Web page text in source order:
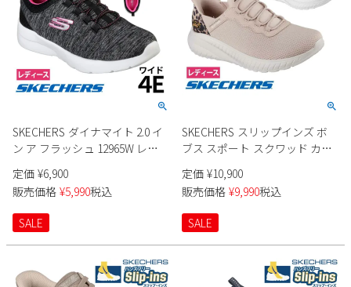
SKECHERS ダイナマイト 2.0 イ
ン ア フラッシュ 12965W レデ
ィース
定価 ¥6,900
販売価格 ¥5,990税込
SALE
SKECHERS スリップインズ ボ
ブス スポート スクワッド カオ
ス 117499 レディース
定価 ¥10,900
販売価格 ¥9,990税込
SALE